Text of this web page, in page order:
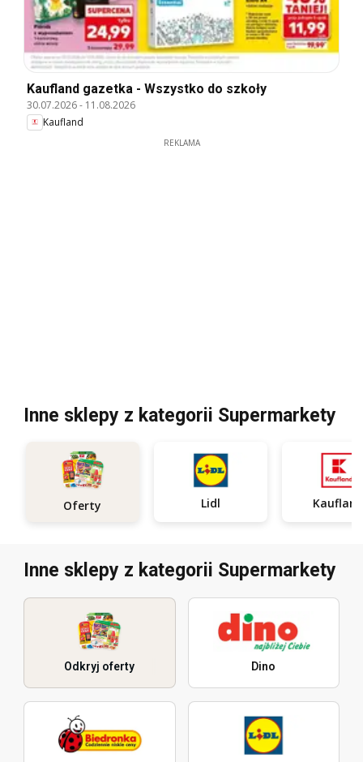
Kaufland gazetka - Wszystko do szkoły
30.07.2026- 11.08.2026
Kaufland
REKLAMA
Inne sklepy z kategorii Supermarkety
Oferty Lidl
Inne sklepy z kategorii Supermarkety
Odkryj oferty Dino